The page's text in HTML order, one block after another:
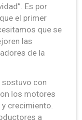
Es por
el primer
que se
las
de la
sostuvo con
los motores
crecimiento.
a